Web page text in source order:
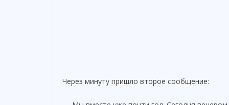
Через минуту пришло второе сообщение: